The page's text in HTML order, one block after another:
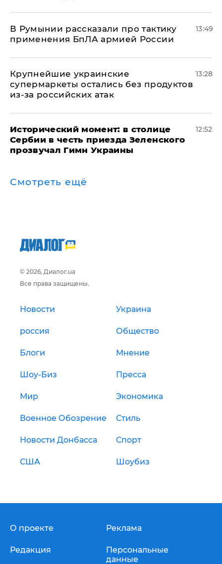
В Румынии рассказали про тактику
применения БпЛА армией России
13:49
Крупнейшие украинские
супермаркеты остались без продуктов
из-за российских атак
13:28
Исторический момент: в столице
Сербии в честь приезда Зеленского
прозвучал Гимн Украины
12:52
Смотреть ещё
© 2026, Диалог.ua
Все права защищены.
Новости Украина
россия Общество
Блоги Мнение
Шоу-Биз Пресса
Мир Экономика
Военное Обозрение Стиль
Новости Донбасса Спорт
США Шоубиз
О проекте
Редакция
Реклама
Персональные
данные